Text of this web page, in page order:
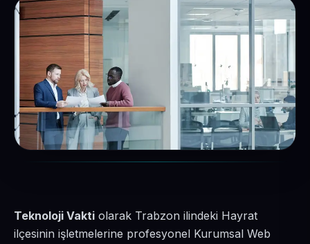
Teknoloji Vakti olarak Trabzon ilindeki Hayrat
ilçesinin işletmelerine profesyonel Kurumsal Web